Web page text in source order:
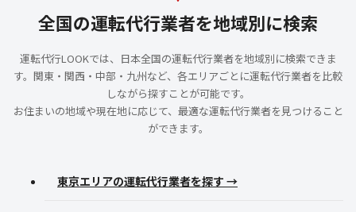
全国の運転代行業者を地域別に検索
運転代行LOOKでは、日本全国の運転代行業者を地域別に検索できま
す。関東・関西・中部・九州など、各エリアごとに運転代行業者を比較
しながら探すことが可能です。
お住まいの地域や現在地に応じて、最適な運転代行業者を見つけること
ができます。
東京エリアの運転代行業者を探す →